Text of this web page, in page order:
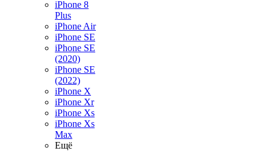
iPhone 8
Plus
iPhone Air
iPhone SE
iPhone SE
(2020)
iPhone SE
(2022)
iPhone X
iPhone Xr
iPhone Xs
iPhone Xs
Max
Ещё